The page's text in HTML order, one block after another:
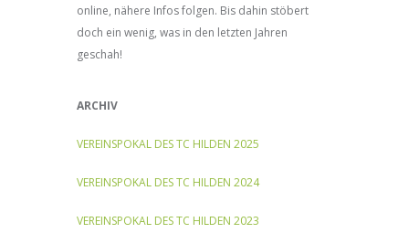
online, nähere Infos folgen. Bis dahin stöbert
doch ein wenig, was in den letzten Jahren
geschah!
ARCHIV
VEREINSPOKAL DES TC HILDEN 2025
VEREINSPOKAL DES TC HILDEN 2024
VEREINSPOKAL DES TC HILDEN 2023